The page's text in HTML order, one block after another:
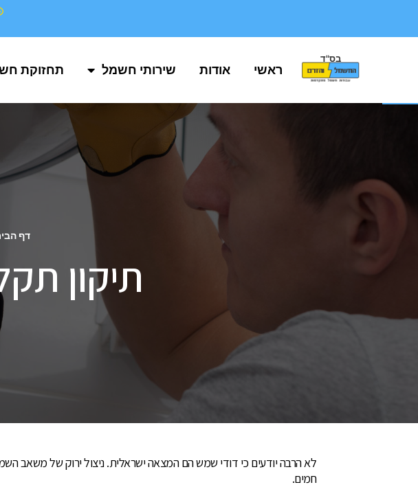
פתח סרגל נגישות
בס"ד
ראשי אודות שירותי חשמל תחזוקת
דף
תיקון
לא הרבה יודעים כי דודי שמש הם המצאה ישראלית. ניצול ירוק של משאב
חמים.